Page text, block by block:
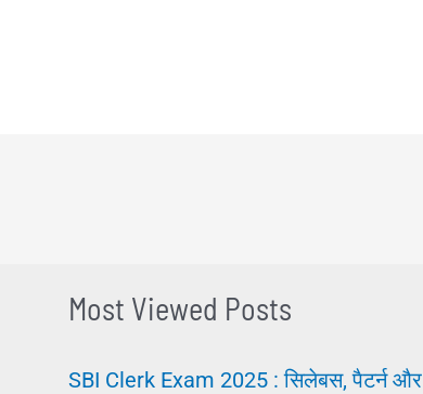
Most Viewed Posts
SBI Clerk Exam 2025 : सिलेबस, पैटर्न और